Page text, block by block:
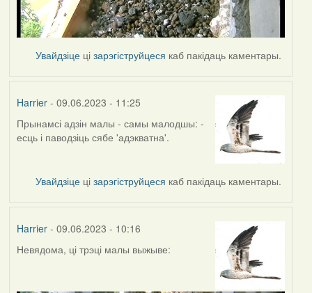
Увайдзіце цізарэгіструйцеся каб пакідаць каментары.
Harrier- 09.06.2023 - 11:25
Прынамсі адзін малы - самы малодшы: -
есць і паводзіць сябе 'адэкватна'.
Увайдзіце цізарэгіструйцеся каб пакідаць каментары.
Harrier- 09.06.2023 - 10:16
Невядома, ці трэці малы выжыве: